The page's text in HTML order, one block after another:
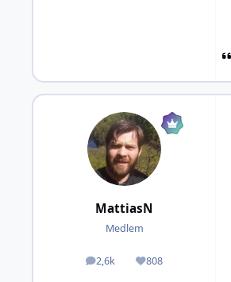
MattiasN
Medlem
2,6k
Inlägg 808
Omdöme